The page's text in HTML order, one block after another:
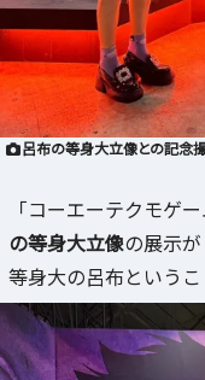
呂布の等身大立像との記念
「コーエーテクモゲ
の等身大立像の展示が
等身大の呂布という